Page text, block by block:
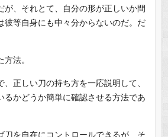
が、それとて、自分の形が正しいか間
彼等自身にも中々分からないのだ。だ
法。
正しい刀の持ち方を一応説明して、
るかどうか簡単に確認させる方法であ
刀を自在にコントロールできるが、そ